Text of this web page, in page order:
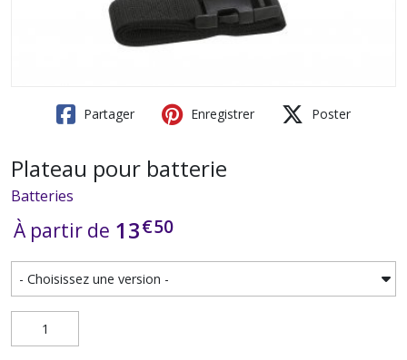
Partager Enregistrer Poster
Plateau pour batterie
Batteries
À partir de 13€50